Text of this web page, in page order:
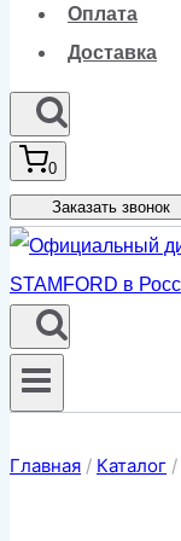
Оплата
Доставка
0
Заказать звонок
Главная / Каталог /